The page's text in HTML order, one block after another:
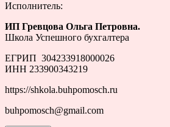
Исполнитель:
ИП Гревцова Ольга Петровна.
Школа Успешного бухгалтера
ЕГРИП 304233918000026
ИНН 233900343219
https://shkola.buhpomosch.ru
buhpomosch@gmail.com